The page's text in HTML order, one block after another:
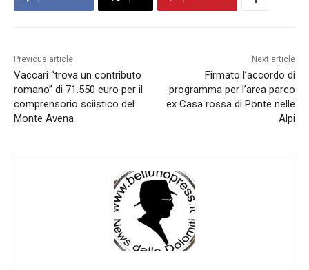
Previous article
Vaccari “trova un contributo
romano” di 71.550 euro per il
comprensorio sciistico del
Monte Avena
Next article
Firmato l’accordo di
programma per l’area parco
ex Casa rossa di Ponte nelle
Alpi